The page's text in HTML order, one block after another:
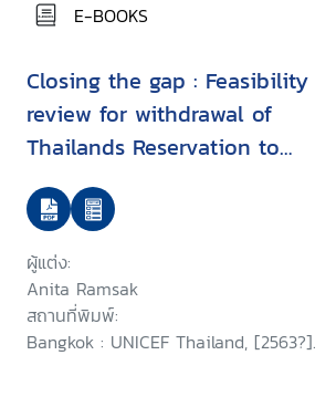
E-BOOKS
Closing the gap : Feasibility
review for withdrawal of
Thailands Reservation to
Article 22 of the Convention on
the Rights of the Child in
relation to refugee and asylum-
seeking children
ผู้แต่ง:
Anita Ramsak
สถานที่พิมพ์:
Bangkok : UNICEF Thailand, [2563?].